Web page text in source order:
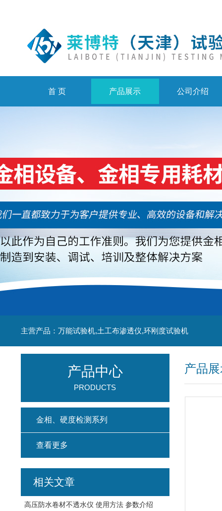
首 页 产品展示 公司介绍
主营产品：万能试验机,土工布渗透仪,环刚度试验机
产品
产品中心
PRODUCTS
金相、硬度检测系列
查看更多
相关文章
高压防水卷材不透水仪 使用方法 参数介绍